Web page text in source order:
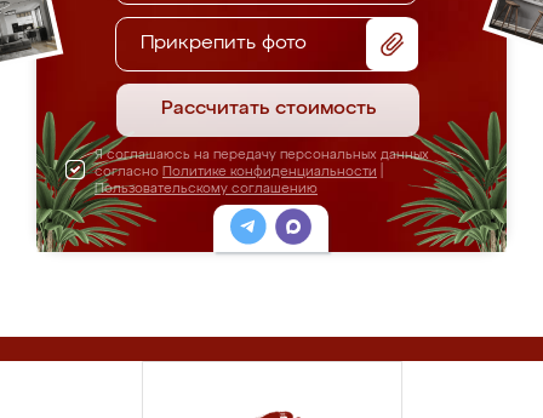
Прикрепить фото
Рассчитать стоимость
Я соглашаюсь на передачу персональных данных
согласно Политике конфиденциальности
Пользовательскому соглашению